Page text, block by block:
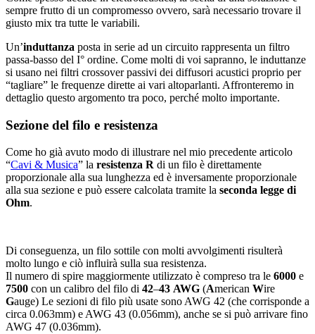
sempre frutto di un compromesso ovvero, sarà necessario trovare il
giusto mix tra tutte le variabili.
Un’induttanza posta in serie ad un circuito rappresenta un filtro
passa-basso del I° ordine. Come molti di voi sapranno, le induttanze
si usano nei filtri crossover passivi dei diffusori acustici proprio per
“tagliare” le frequenze dirette ai vari altoparlanti. Affronteremo in
dettaglio questo argomento tra poco, perché molto importante.
Sezione del filo e resistenza
Come ho già avuto modo di illustrare nel mio precedente articolo
“Cavi & Musica” la resistenza R di un filo è direttamente
proporzionale alla sua lunghezza ed è inversamente proporzionale
alla sua sezione e può essere calcolata tramite la seconda legge di
Ohm.
Di conseguenza, un filo sottile con molti avvolgimenti risulterà
molto lungo e ciò influirà sulla sua resistenza.
Il numero di spire maggiormente utilizzato è compreso tra le 6000 e
7500 con un calibro del filo di 42–43 AWG (American Wire
Gauge) Le sezioni di filo più usate sono AWG 42 (che corrisponde a
circa 0.063mm) e AWG 43 (0.056mm), anche se si può arrivare fino
AWG 47 (0.036mm).